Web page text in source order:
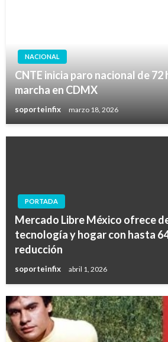
NACIONAL
CNTE inicia paro nacional de 72
marcha en CDMX
soporteinfix marzo 18, 2026
PORTADA
Mercado Libre México ofrece
tecnología y hogar con hasta
reducción
soporteinfix abril 1, 2026